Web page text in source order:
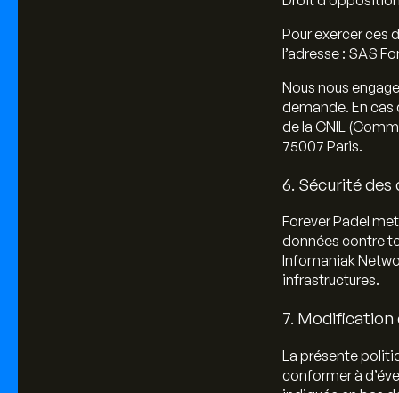
Pour exercer ces
l’adresse : SAS
Nous nous
demande. En
de la CNIL
75007 Paris.
6. Sécurité des
Forever Padel
données contre
Infomaniak
infrastructures.
7.
La présente
conformer à